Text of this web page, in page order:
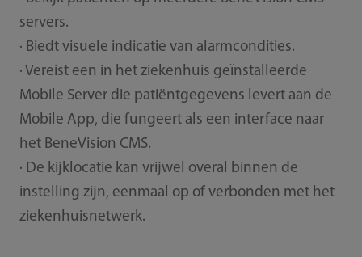
servers.
· Biedt visuele indicatie van alarmcondities.
· Vereist een in het ziekenhuis geïnstalleerde
Mobile Server die patiëntgegevens levert aan de
Mobile App, die fungeert als een interface naar
het BeneVision CMS.
· De kijklocatie kan vrijwel overal binnen de
instelling zijn, eenmaal op of verbonden met het
ziekenhuisnetwerk.